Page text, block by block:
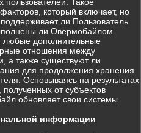
который включает, но
ли Пользователь
ли Овермобайлом
любые дополнительные
отношения между
а также существуют ли
для продолжения хранения
Основываясь на результатах
от субъектов
обновляет свои системы.
информации